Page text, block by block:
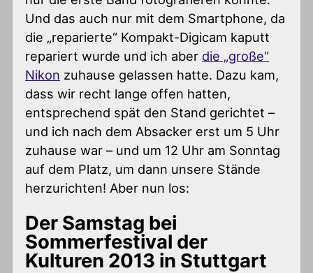
Und das auch nur mit dem Smartphone, da
die „reparierte“ Kompakt-Digicam kaputt
repariert wurde und ich aber die „große“
Nikon zuhause gelassen hatte. Dazu kam,
dass wir recht lange offen hatten,
entsprechend spät den Stand gerichtet –
und ich nach dem Absacker erst um 5 Uhr
zuhause war – und um 12 Uhr am Sonntag
auf dem Platz, um dann unsere Stände
herzurichten! Aber nun los:
Der Samstag bei
Sommerfestival der
Kulturen 2013 in Stuttgart